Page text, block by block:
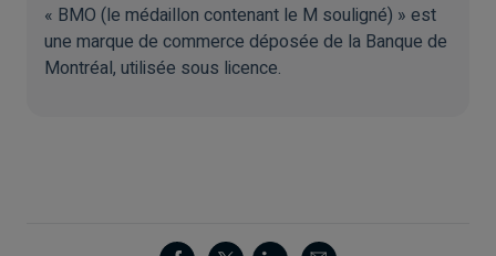
« BMO (le médaillon contenant le M souligné) » est
une marque de commerce déposée de la Banque de
Montréal, utilisée sous licence.